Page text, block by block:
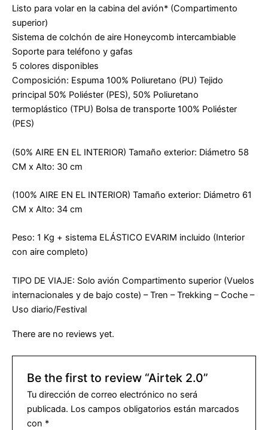
Listo para volar en la cabina del avión* (Compartimento
superior)
Sistema de colchón de aire Honeycomb intercambiable
Soporte para teléfono y gafas
5 colores disponibles
Composición: Espuma 100% Poliuretano (PU) Tejido
principal 50% Poliéster (PES), 50% Poliuretano
termoplástico (TPU) Bolsa de transporte 100% Poliéster
(PES)
(50% AIRE EN EL INTERIOR) Tamaño exterior: Diámetro 58
CM x Alto: 30 cm
(100% AIRE EN EL INTERIOR) Tamaño exterior: Diámetro 61
CM x Alto: 34 cm
Peso: 1 Kg + sistema ELÁSTICO EVARIM incluido (Interior
con aire completo)
TIPO DE VIAJE: Solo avión Compartimento superior (Vuelos
internacionales y de bajo coste) – Tren – Trekking – Coche –
Uso diario/Festival
There are no reviews yet.
Be the first to review “Airtek 2.0”
Tu dirección de correo electrónico no será
publicada. Los campos obligatorios están marcados
con *